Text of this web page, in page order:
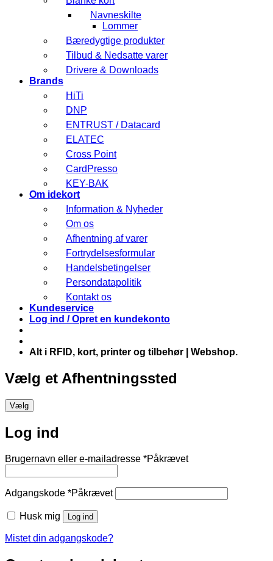
Navneskilte
Lommer
Bæredygtige produkter
Tilbud & Nedsatte varer
Drivere & Downloads
Brands
HiTi
DNP
ENTRUST / Datacard
ELATEC
Cross Point
CardPresso
KEY-BAK
Om idekort
Information & Nyheder
Om os
Afhentning af varer
Fortrydelsesformular
Handelsbetingelser
Persondatapolitik
Kontakt os
Kundeservice
Log ind / Opret en kundekonto
Alt i RFID, kort, printer og tilbehør | Webshop.
Vælg et Afhentningssted
Vælg
Log ind
Brugernavn eller e-mailadresse *Påkrævet
Adgangskode *Påkrævet
Husk mig Log ind
Mistet din adgangskode?